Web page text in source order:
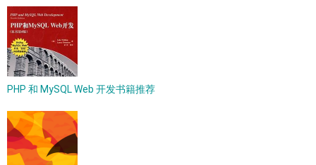
PHP 和 MySQL Web 开发书籍推荐